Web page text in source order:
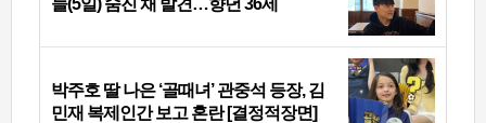
늘(5일) 숨진 채 발견…향년 36세
박주호 딸 나은 ‘골때녀’ 관중석 등장, 김
민재 복제인간 보고 혼란 [결정적장면]